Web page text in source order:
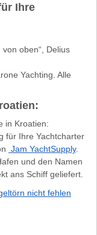
Ihre
oben“, Delius
Yachting. Alle
in Kroatien:
für Ihre Yachtcharter
Jam YachtSupply.
und den Namen
ans Schiff geliefert.
nicht fehlen